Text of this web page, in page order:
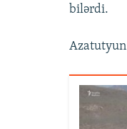
bilərdi.